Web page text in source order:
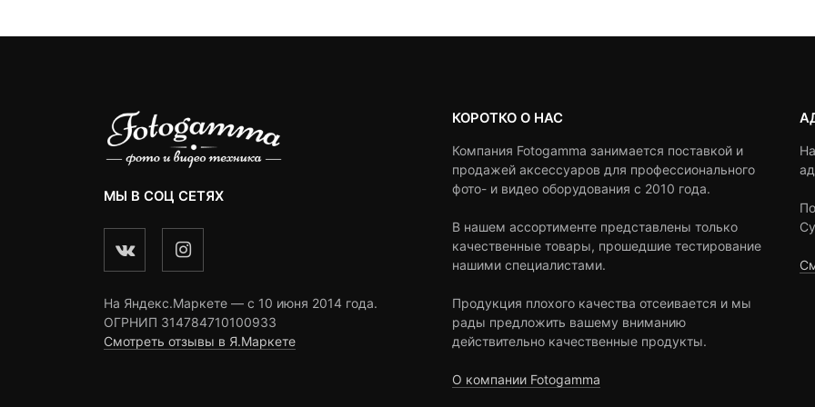
МЫ В СОЦ СЕТЯХ
На Яндекс.Маркете — c 10 июня 2014 года.
ОГРНИП 314784710100933
Смотреть отзывы в Я.Маркете
КОРОТКО О НАС
Компания Fotogamma занимается поставкой и
продажей аксессуаров для профессионального
фото- и видео оборудования с 2010 года.
В нашем ассортименте представлены только
качественные товары, прошедшие тестирование
нашими специалистами.
Продукция плохого качества отсеивается и мы
рады предложить вашему вниманию
действительно качественные продукты.
О компании Fotogamma